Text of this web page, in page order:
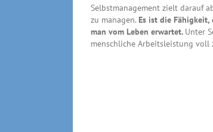
Selbstmanagement zielt darauf
zu managen. Es ist die Fähigkeit,
man vom Leben erwartet. Unter
menschliche Arbeitsleistung